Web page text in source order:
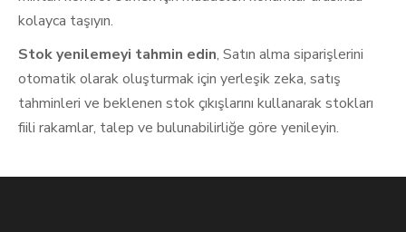
kolayca taşıyın.
Stok yenilemeyi tahmin edin, Satın alma siparişlerini
otomatik olarak oluşturmak için yerleşik zeka, satış
tahminleri ve beklenen stok çıkışlarını kullanarak stokları
fiili rakamlar, talep ve bulunabilirliğe göre yenileyin.